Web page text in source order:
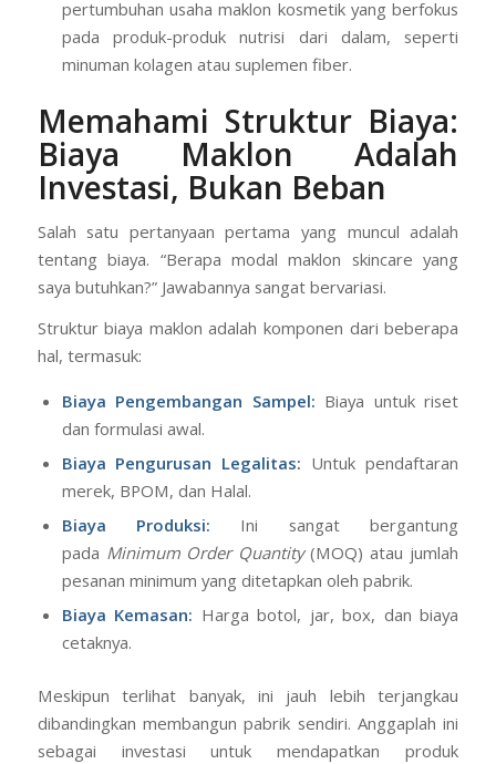
pertumbuhan usaha maklon kosmetik yang berfokus
pada produk-produk nutrisi dari dalam, seperti
minuman kolagen atau suplemen fiber.
Memahami Struktur Biaya:
Biaya Maklon Adalah
Investasi, Bukan Beban
Salah satu pertanyaan pertama yang muncul adalah
tentang biaya. “Berapa modal maklon skincare yang
saya butuhkan?” Jawabannya sangat bervariasi.
Struktur biaya maklon adalah komponen dari beberapa
hal, termasuk:
Biaya Pengembangan Sampel: Biaya untuk riset
dan formulasi awal.
Biaya Pengurusan Legalitas: Untuk pendaftaran
merek, BPOM, dan Halal.
Biaya Produksi: Ini sangat bergantung
pada Minimum Order Quantity(MOQ) atau jumlah
pesanan minimum yang ditetapkan oleh pabrik.
Biaya Kemasan: Harga botol, jar, box, dan biaya
cetaknya.
Meskipun terlihat banyak, ini jauh lebih terjangkau
dibandingkan membangun pabrik sendiri. Anggaplah ini
sebagai investasi untuk mendapatkan produk